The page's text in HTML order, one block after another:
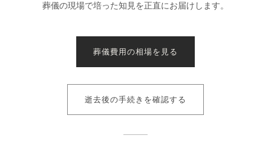
葬儀の現場で培った知見を正直にお届けします。
葬儀費用の相場を見る
逝去後の手続きを確認する